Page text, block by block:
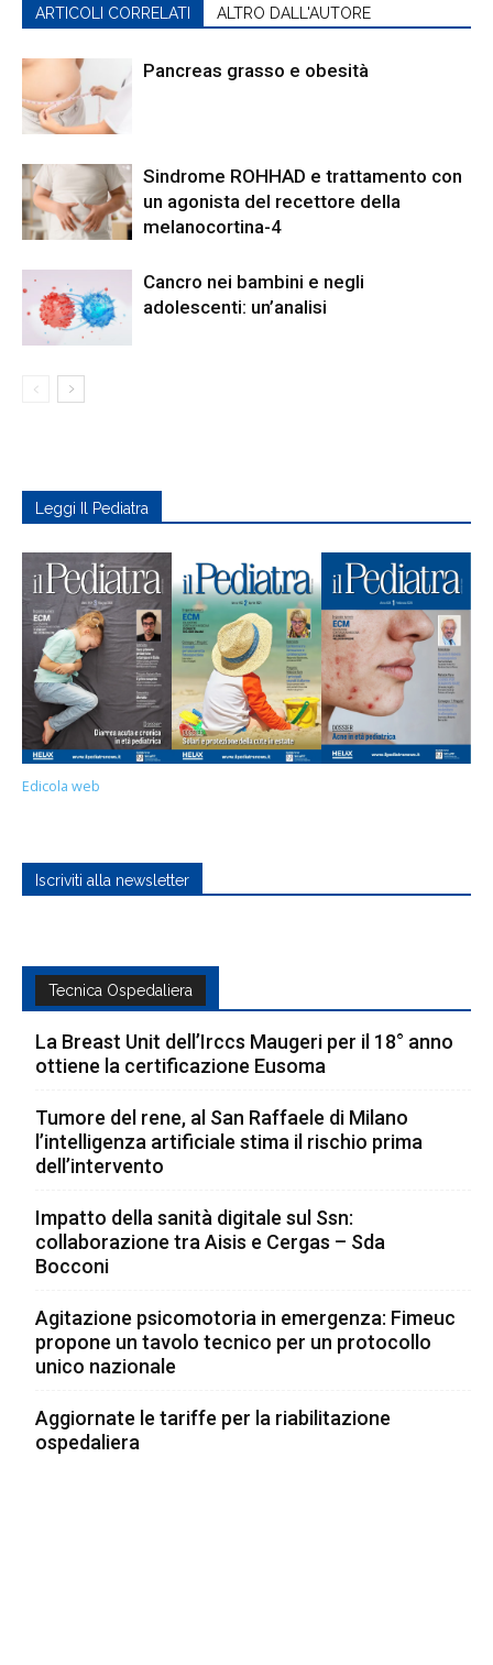
ARTICOLI CORRELATI ALTRO DALL'AUTORE
Pancreas grasso e obesità
Sindrome ROHHAD e trattamento con
un agonista del recettore della
melanocortina-4
Cancro nei bambini e negli
adolescenti: un’analisi
Leggi Il Pediatra
Edicola web
Iscriviti alla newsletter
Tecnica Ospedaliera
La Breast Unit dell’Irccs Maugeri per il 18° anno
ottiene la certificazione Eusoma
Tumore del rene, al San Raffaele di Milano
l’intelligenza artificiale stima il rischio prima
dell’intervento
Impatto della sanità digitale sul Ssn:
collaborazione tra Aisis e Cergas – Sda
Bocconi
Agitazione psicomotoria in emergenza: Fimeuc
propone un tavolo tecnico per un protocollo
unico nazionale
Aggiornate le tariffe per la riabilitazione
ospedaliera